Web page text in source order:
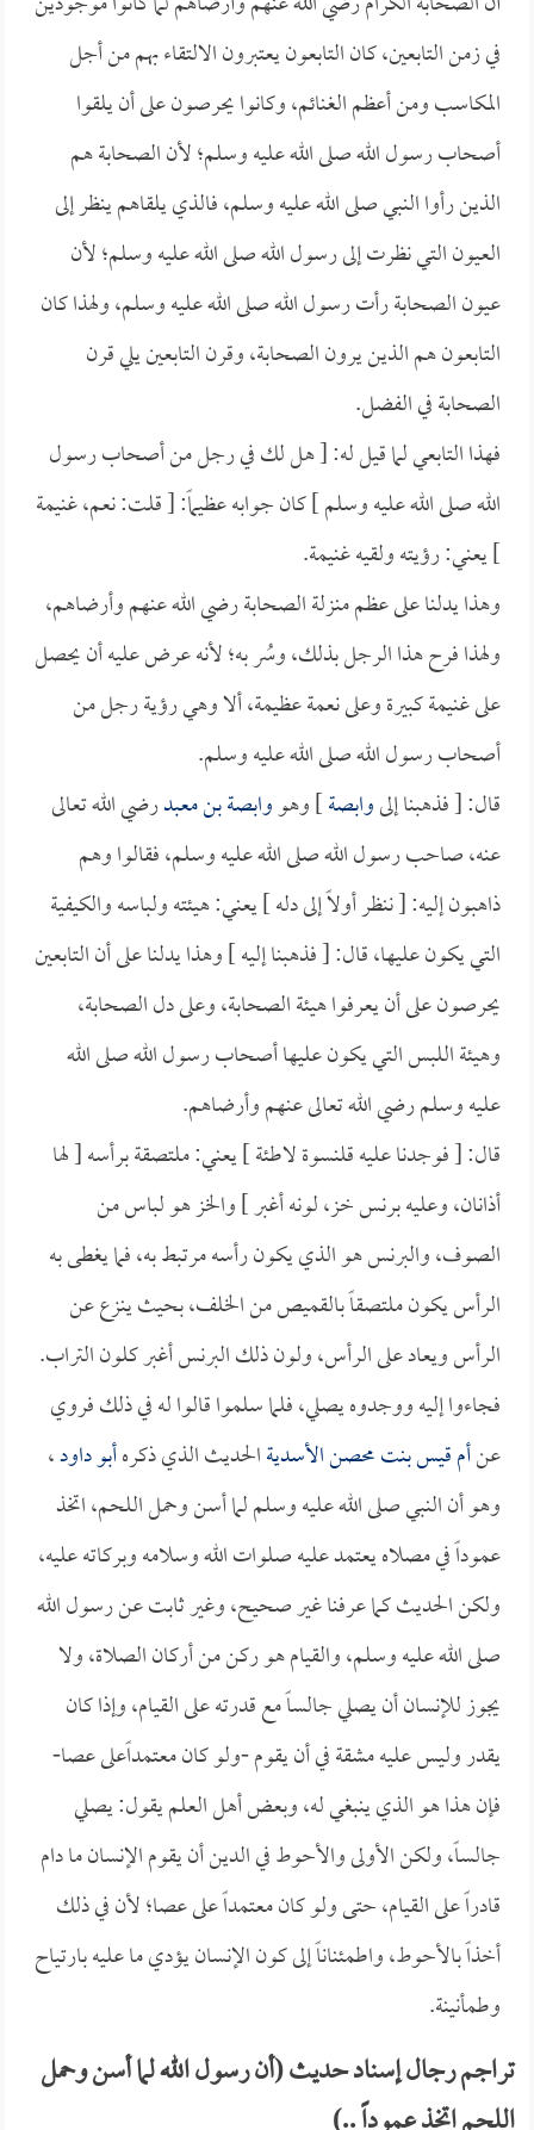
في زمن التابعين، كان التابعون يعتبرون الالتقاء بهم من أجل
المكاسب ومن أعظم الغنائم، وكانوا يحرصون على أن يلقوا
أصحاب رسول الله صلى الله عليه وسلم؛ لأن الصحابة هم
الذين رأوا النبي صلى الله عليه وسلم، فالذي يلقاهم ينظر إلى
العيون التي نظرت إلى رسول الله صلى الله عليه وسلم؛ لأن
عيون الصحابة رأت رسول الله صلى الله عليه وسلم، ولهذا كان
التابعون هم الذين يرون الصحابة، وقرن التابعين يلي قرن
الصحابة في الفضل.
فهذا التابعي لما قيل له: [ هل لك في رجل من أصحاب رسول
الله صلى الله عليه وسلم ] كان جوابه عظيماً: [ قلت: نعم، غنيمة
] يعني: رؤيته ولقيه غنيمة.
وهذا يدلنا على عظم منزلة الصحابة رضي الله عنهم وأرضاهم،
ولهذا فرح هذا الرجل بذلك، وسُر به؛ لأنه عرض عليه أن يحصل
على غنيمة كبيرة وعلى نعمة عظيمة، ألا وهي رؤية رجل من
أصحاب رسول الله صلى الله عليه وسلم.
قال: [ فذهبنا إلىوابصة] وهووابصة بن معبدرضي الله تعالى
عنه، صاحب رسول الله صلى الله عليه وسلم، فقالوا وهم
ذاهبون إليه: [ ننظر أولاً إلى دله ] يعني: هيئته ولباسه والكيفية
التي يكون عليها، قال: [ فذهبنا إليه ] وهذا يدلنا على أن التابعين
يحرصون على أن يعرفوا هيئة الصحابة، وعلى دل الصحابة،
وهيئة اللبس التي يكون عليها أصحاب رسول الله صلى الله
عليه وسلم رضي الله تعالى عنهم وأرضاهم.
قال: [ فوجدنا عليه قلنسوة لاطئة ] يعني: ملتصقة برأسه [ لها
أذانان، وعليه برنس خز، لونه أغبر ] والخز هو لباس من
الصوف، والبرنس هو الذي يكون رأسه مرتبط به، فما يغطى به
الرأس يكون ملتصقاً بالقميص من الخلف، بحيث ينزع عن
الرأس ويعاد على الرأس، ولون ذلك البرنس أغبر كلون التراب.
فجاءوا إليه ووجدوه يصلي، فلما سلموا قالوا له في ذلك فروي
عنأم قيس بنت محصن الأسديةالحديث الذي ذكرهأبو داود،
وهو أن النبي صلى الله عليه وسلم لما أسن وحمل اللحم، اتخذ
عموداً في مصلاه يعتمد عليه صلوات الله وسلامه وبركاته عليه،
ولكن الحديث كما عرفنا غير صحيح، وغير ثابت عن رسول الله
صلى الله عليه وسلم، والقيام هو ركن من أركان الصلاة، ولا
يجوز للإنسان أن يصلي جالساً مع قدرته على القيام، وإذا كان
يقدر وليس عليه مشقة في أن يقوم -ولو كان معتمداًعلى عصا-
فإن هذا هو الذي ينبغي له، وبعض أهل العلم يقول: يصلي
جالساً، ولكن الأولى والأحوط في الدين أن يقوم الإنسان ما دام
قادراً على القيام، حتى ولو كان معتمداً على عصا؛ لأن في ذلك
أخذاً بالأحوط، واطمئناناً إلى كون الإنسان يؤدي ما عليه بارتياح
وطمأنينة.
تراجم رجال إسناد حديث (أن رسول الله لما أسن وحمل